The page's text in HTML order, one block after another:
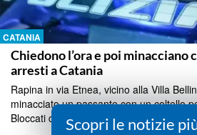
CATANIA
Chiedono l’ora e poi minacciano
arresti a Catania
Rapina in via Etnea, vicino alla Villa
minacciato un passante con un coltello
Bloccati dagli agenti....Scopri le notizie